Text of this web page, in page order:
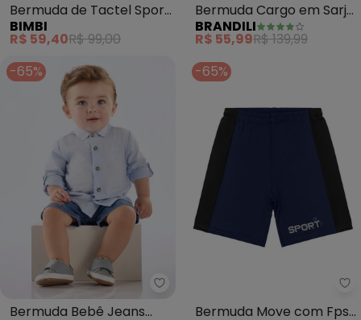
Bermuda de Tactel Sport
com Caranguejos (Azul)
BIMBI
R$ 59,40R$ 99,00
Bermuda Cargo em Sarja
Infantil Menino (Azul)
BRANDILI
R$ 55,99R$ 139,99
-65%
Up Baby - Bermuda Bebê
Bermuda Bebê Jeans
-65%
Bermuda Move com Fps